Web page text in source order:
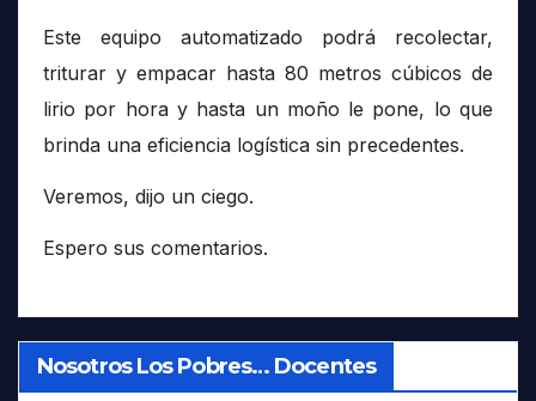
Este equipo automatizado podrá recolectar,
triturar y empacar hasta 80 metros cúbicos de
lirio por hora y hasta un moño le pone, lo que
brinda una eficiencia logística sin precedentes.
Veremos, dijo un ciego.
Espero sus comentarios.
Nosotros Los Pobres… Docentes